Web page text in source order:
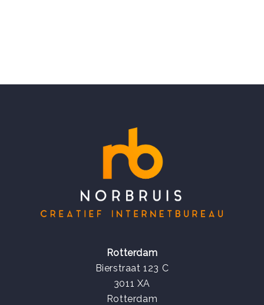
Rotterdam
Bierstraat 123 C
3011 XA
Rotterdam